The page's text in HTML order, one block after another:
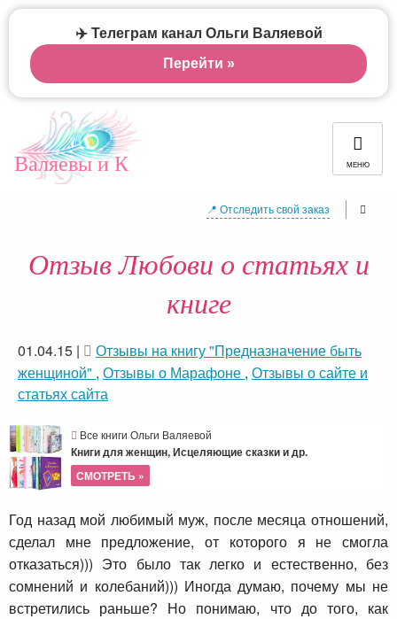
Валяевы и К МЕНЮ
📍 Отследить свой заказ
Отзыв Любови о статьях и
книге
01.04.15 |
Отзывы на книгу "Предназначение быть
женщиной" , Отзывы о Марафоне , Отзывы о сайте и
статьях сайта
Все книги Ольги Валяевой
Книги для женщин, Исцеляющие сказки и др.
СМОТРЕТЬ »
Год назад мой любимый муж, после месяца отношений,
сделал мне предложение, от которого я не смогла
отказаться))) Это было так легко и естественно, без
сомнений и колебаний))) Иногда думаю, почему мы не
встретились раньше? Но понимаю, что до того, как
✈️ Телеграм канал Ольги Валяевой
Перейти »